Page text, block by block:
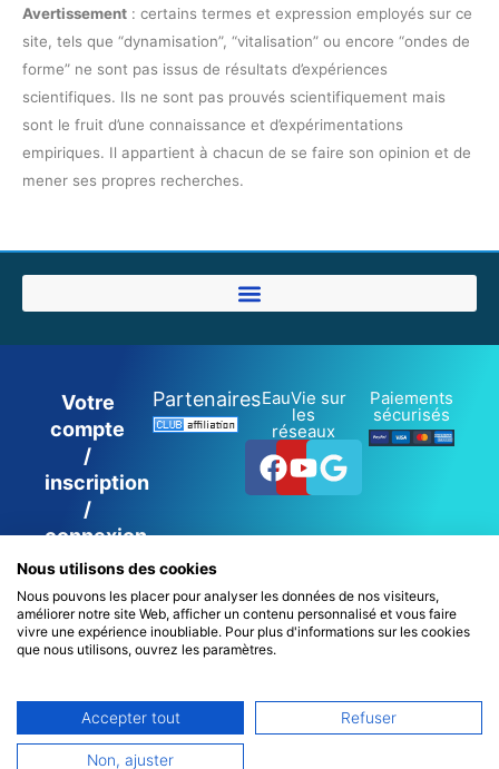
Avertissement : certains termes et expression employés sur ce
site, tels que “dynamisation”, “vitalisation” ou encore “ondes de
forme” ne sont pas issus de résultats d’expériences
scientifiques. Ils ne sont pas prouvés scientifiquement mais
sont le fruit d’une connaissance et d’expérimentations
empiriques. Il appartient à chacun de se faire son opinion et de
mener ses propres recherches.
Votre
compte
/
inscription
/
connexion
PartenairesEauVie sur
les
réseaux
Facebook
Youtube
Google
Paiements
sécurisés
0
Español
Nous utilisons des cookies
Nous pouvons les placer pour analyser les données de nos visiteurs,
améliorer notre site Web, afficher un contenu personnalisé et vous faire
vivre une expérience inoubliable. Pour plus d'informations sur les cookies
que nous utilisons, ouvrez les paramètres.
Accepter tout Refuser
Non, ajuster